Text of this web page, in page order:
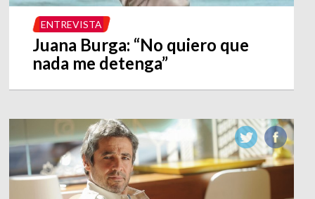
ENTREVISTA
Juana Burga: “No quiero que
nada me detenga”